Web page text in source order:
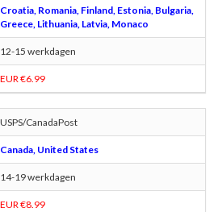
Croatia, Romania, Finland, Estonia, Bulgaria,
Greece, Lithuania, Latvia, Monaco
12-15 werkdagen
EUR €6.99
USPS/CanadaPost
Canada, United States
14-19 werkdagen
EUR €8.99